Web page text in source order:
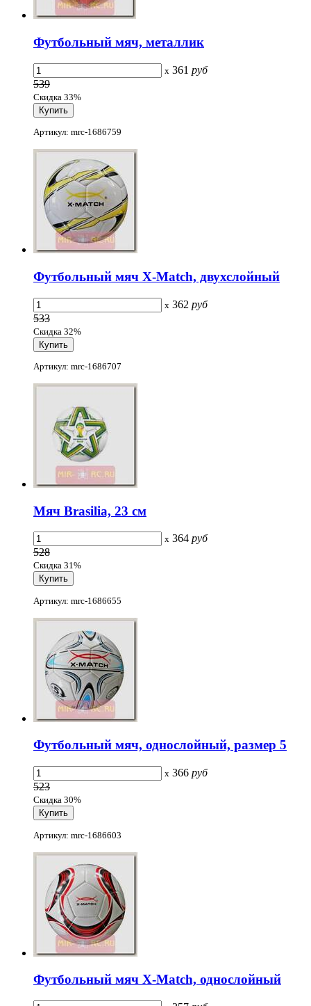
Футбольный мяч, металлик
x 361 руб
539
Скидка 33%
Артикул: mrc-1686759
Футбольный мяч X-Match, двухслойный
x 362 руб
533
Скидка 32%
Артикул: mrc-1686707
Мяч Brasilia, 23 см
x 364 руб
528
Скидка 31%
Артикул: mrc-1686655
Футбольный мяч, однослойный, размер 5
x 366 руб
523
Скидка 30%
Артикул: mrc-1686603
Футбольный мяч X-Match, однослойный